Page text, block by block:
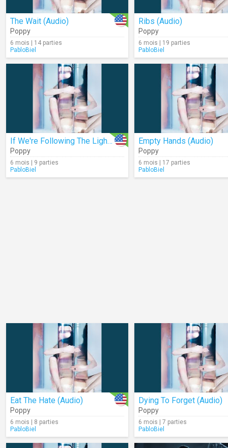
The Wait (Audio)
Poppy
6 mois | 14 parties
PabloBiel
Ribs (Audio)
Poppy
6 mois | 19 parties
PabloBiel
If We're Following The Light (Audio)
Poppy
6 mois | 9 parties
PabloBiel
Empty Hands (Audio)
Poppy
6 mois | 17 parties
PabloBiel
Eat The Hate (Audio)
Poppy
6 mois | 8 parties
PabloBiel
Dying To Forget (Audio)
Poppy
6 mois | 7 parties
PabloBiel